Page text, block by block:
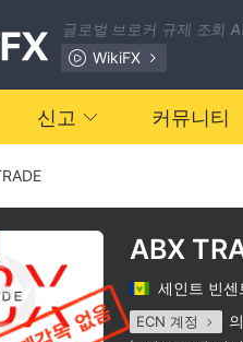
글로벌 브로커 규제 조회
WikiFX
신고 커뮤니티
0
1
2
3
ABX
세인트 빈센
ECN 계정